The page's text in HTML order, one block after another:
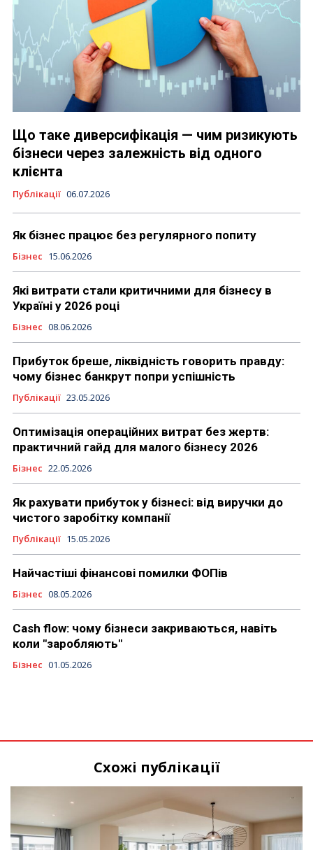
Що таке диверсифікація — чим ризикують
бізнеси через залежність від одного
клієнта
Публікації 06.07.2026
Як бізнес працює без регулярного попиту
Бізнес 15.06.2026
Які витрати стали критичними для бізнесу в
Україні у 2026 році
Бізнес 08.06.2026
Прибуток бреше, ліквідність говорить правду:
чому бізнес банкрут попри успішність
Публікації 23.05.2026
Оптимізація операційних витрат без жертв:
практичний гайд для малого бізнесу 2026
Бізнес 22.05.2026
Як рахувати прибуток у бізнесі: від виручки до
чистого заробітку компанії
Публікації 15.05.2026
Найчастіші фінансові помилки ФОПів
Бізнес 08.05.2026
Cash flow: чому бізнеси закриваються, навіть
коли "заробляють"
Бізнес 01.05.2026
Схожі публікації